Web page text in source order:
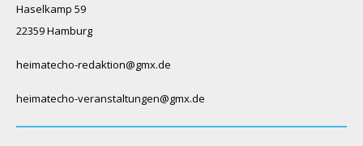
Haselkamp 59
22359 Hamburg
heimatecho-redaktion@gmx.de
heimatecho-veranstaltungen@gmx.de